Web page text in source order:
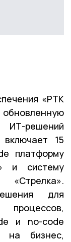
«РТК
решений
15
платформу
и систему
«Стрелка».
для
и no-code
на бизнес,